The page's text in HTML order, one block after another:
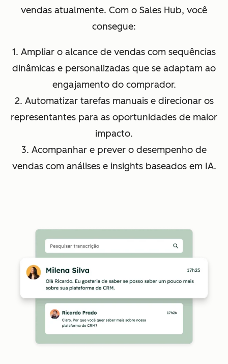
vendas atualmente. Com o Sales Hub, você
consegue:
1. Ampliar o alcance de vendas com sequências
dinâmicas e personalizadas que se adaptam ao
engajamento do comprador.
2. Automatizar tarefas manuais e direcionar os
representantes para as oportunidades de maior
impacto.
3. Acompanhar e prever o desempenho de
vendas com análises e insights baseados em IA.